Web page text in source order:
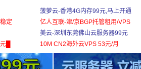
定
█
菠萝云-香港4G内存99元,马上开通
亿人互联-津/京BGP托管租用/VPS
美云-深圳东莞佛山云服务器99元
10M CN2海外云VPS 53元/月